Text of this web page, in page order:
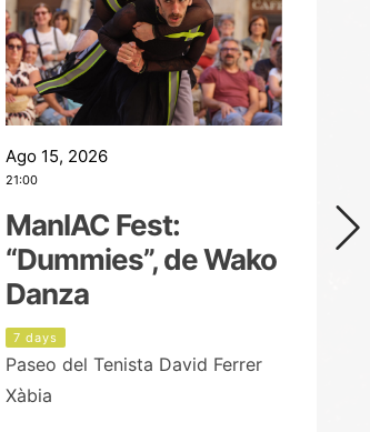
Ago 15, 2026
21:00
ManIAC Fest:
“Dummies”, de Wako
Danza
7 days
Paseo del Tenista David Ferrer
Xàbia